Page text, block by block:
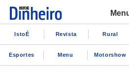
IstoÉ Revista Rural
Esportes Menu Motorshow